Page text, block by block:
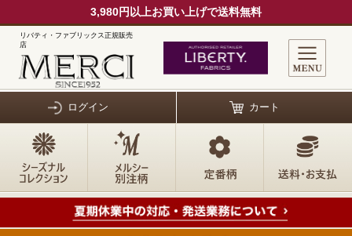
3,980円以上お買い上げで送料無料
リバティ・ファブリックス正規販売
店
ログイン カート